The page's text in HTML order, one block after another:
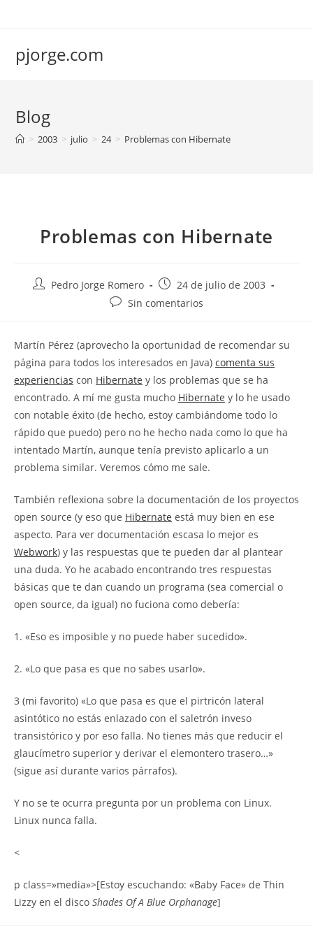
pjorge.com
Blog
> 2003 > julio > 24 > Problemas con Hibernate
Problemas con Hibernate
AutorPedro Jorge Romero
Publicación
de
24 de julio de 2003
Comentarios
entrada:
Sin comentarios
Martín Pérez (aprovecho la oportunidad de recomendar su
página para todos los interesados en Java) comenta sus
experiencias con Hibernate y los problemas que se ha
encontrado. A mí me gusta mucho Hibernate y lo he usado
con notable éxito (de hecho, estoy cambiándome todo lo
rápido que puedo) pero no he hecho nada como lo que ha
intentado Martín, aunque tenía previsto aplicarlo a un
problema similar. Veremos cómo me sale.
También reflexiona sobre la documentación de los proyectos
open source (y eso que Hibernate está muy bien en ese
aspecto. Para ver documentación escasa lo mejor es
Webwork) y las respuestas que te pueden dar al plantear
una duda. Yo he acabado encontrando tres respuestas
básicas que te dan cuando un programa (sea comercial o
open source, da igual) no fuciona como debería:
1. «Eso es imposible y no puede haber sucedido».
2. «Lo que pasa es que no sabes usarlo».
3 (mi favorito) «Lo que pasa es que el pirtricón lateral
asintótico no estás enlazado con el saletrón inveso
transistórico y por eso falla. No tienes más que reducir el
glaucímetro superior y derivar el elemontero trasero…»
(sigue así durante varios párrafos).
Y no se te ocurra pregunta por un problema con Linux.
Linux nunca falla.
<
p class=»media»>[Estoy escuchando: «Baby Face» de Thin
Lizzy en el disco Shades Of A Blue Orphanage]